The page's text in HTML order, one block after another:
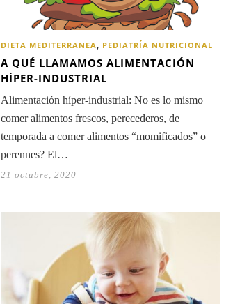
DIETA MEDITERRANEA, PEDIATRÍA NUTRICIONAL
A QUÉ LLAMAMOS ALIMENTACIÓN
HÍPER-INDUSTRIAL
Alimentación híper-industrial: No es lo mismo
comer alimentos frescos, perecederos, de
temporada a comer alimentos “momificados” o
perennes? El…
21 octubre, 2020